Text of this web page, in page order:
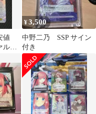
値
ルツ
中野
¥3,500
中野二乃 SSP サイン
付き